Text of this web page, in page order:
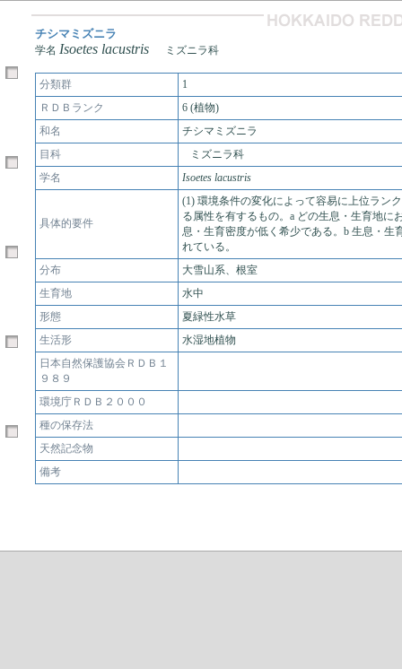
チシマミズニラ
学名 Isoetes lacustris ミズニラ科
分類群
1
ＲＤＢランク
6 (植物)
和名
チシマミズニラ
目科
ミズニラ科
学名
Isoetes lacustris
具体的要件
(1) 環境条件の変化によって容易に上位ラン
る属性を有するもの。a どの生息・生育地に
息・生育密度が低く希少である。b 生息・生
れている。
分布
大雪山系、根室
生育地
水中
形態
夏緑性水草
生活形
水湿地植物
日本自然保護協会ＲＤＢ１
９８９
環境庁ＲＤＢ２０００
種の保存法
天然記念物
備考